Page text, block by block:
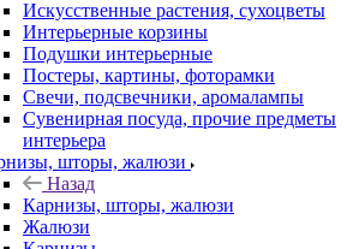
Искусственные растения, сухоцветы
Интерьерные корзины
Подушки интерьерные
Постеры, картины, фоторамки
Свечи, подсвечники, аромалампы
Сувенирная посуда, прочие предметы
интерьера
шторы, жалюзи
Назад
Карнизы, шторы, жалюзи
Жалюзи